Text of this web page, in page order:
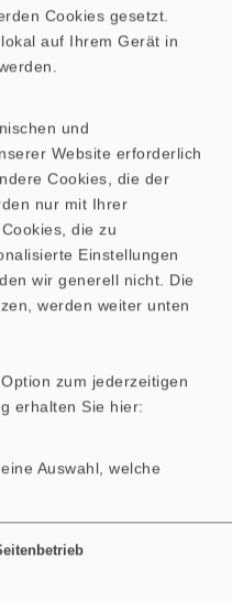
die perfekte
das sich für
eignet, aber
Cookies gesetzt.
auf Ihrem Gerät in
und
Website erforderlich
Cookies, die der
nur mit Ihrer
die zu
Einstellungen
wir generell nicht. Die
werden weiter unten
zum jederzeitigen
erhalten Sie hier:
Auswahl, welche